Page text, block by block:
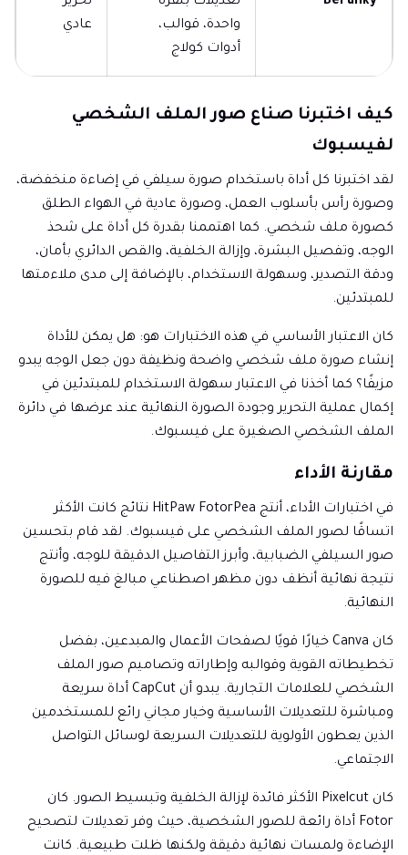
واحدة، قوالب،
أدوات كولاج
عادي
كيف اختبرنا صناع صور الملف الشخصي
لفيسبوك
لقد اختبرنا كل أداة باستخدام صورة سيلفي في إضاءة منخفضة،
وصورة رأس بأسلوب العمل، وصورة عادية في الهواء الطلق
كصورة ملف شخصي. كما اهتممنا بقدرة كل أداة على شحذ
الوجه، وتفصيل البشرة، وإزالة الخلفية، والقص الدائري بأمان،
ودقة التصدير، وسهولة الاستخدام، بالإضافة إلى مدى ملاءمتها
للمبتدئين.
كان الاعتبار الأساسي في هذه الاختبارات هو: هل يمكن للأداة
إنشاء صورة ملف شخصي واضحة ونظيفة دون جعل الوجه يبدو
مزيفًا؟ كما أخذنا في الاعتبار سهولة الاستخدام للمبتدئين في
إكمال عملية التحرير وجودة الصورة النهائية عند عرضها في دائرة
الملف الشخصي الصغيرة على فيسبوك.
مقارنة الأداء
في اختبارات الأداء، أنتج HitPaw FotorPea نتائج كانت الأكثر
اتساقًا لصور الملف الشخصي على فيسبوك. لقد قام بتحسين
صور السيلفي الضبابية، وأبرز التفاصيل الدقيقة للوجه، وأنتج
نتيجة نهائية أنظف دون مظهر اصطناعي مبالغ فيه للصورة
النهائية.
كان Canva خيارًا قويًا لصفحات الأعمال والمبدعين، بفضل
تخطيطاته القوية وقوالبه وإطاراته وتصاميم صور الملف
الشخصي للعلامات التجارية. يبدو أن CapCut أداة سريعة
ومباشرة للتعديلات الأساسية وخيار مجاني رائع للمستخدمين
الذين يعطون الأولوية للتعديلات السريعة لوسائل التواصل
الاجتماعي.
كان Pixelcut الأكثر فائدة لإزالة الخلفية وتبسيط الصور. كان
Fotor أداة رائعة للصور الشخصية، حيث وفر تعديلات لتصحيح
الإضاءة ولمسات نهائية دقيقة ولكنها ظلت طبيعية. كانت